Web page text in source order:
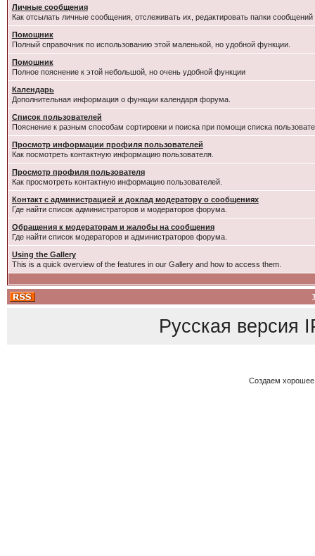
Личные сообщения
Как отсылать личные сообщения, отслеживать их, редактировать папки
Помощник
Полный справочник по использованию этой маленькой, но удобной функции.
Помошник
Полное пояснение к этой небольшой, но очень удобной функции
Календарь
Дополнительная информация о функции календаря форума.
Список пользователей
Пояснение к разным способам сортировки и поиска при помощи списка
Просмотр информации профиля пользователей
Как посмотреть контактную информацию пользователя.
Просмотр профиля пользователя
Как просмотреть контактную информацию пользователей.
Контакт с администрацией и доклад модератору о сообщениях
Где найти список администраторов и модераторов форума.
Обращения к модераторам и жалобы на сообщения
Где найти список модераторов и администраторов форума.
Using the Gallery
This is a quick overview of the features in our Gallery and how to access them.
Русская версия
Создаем